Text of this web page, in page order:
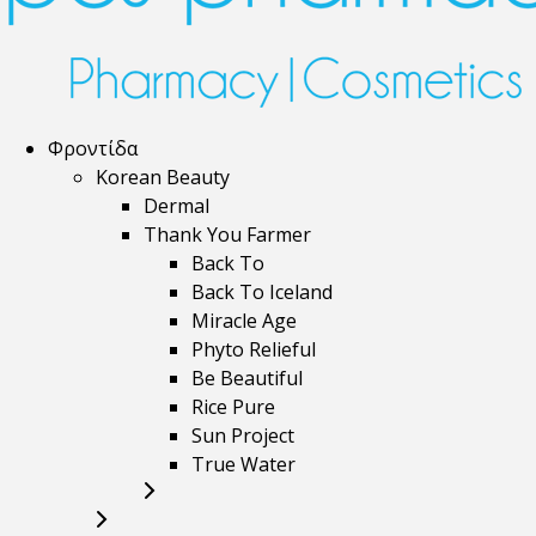
Φροντίδα
Korean Beauty
Dermal
Thank You Farmer
Back To
Back To Iceland
Miracle Age
Phyto Relieful
Be Beautiful
Rice Pure
Sun Project
True Water